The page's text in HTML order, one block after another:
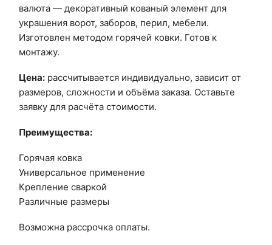
валюта — декоративный кованый элемент для
украшения ворот, заборов, перил, мебели.
Изготовлен методом горячей ковки. Готов к
монтажу.
Цена: рассчитывается индивидуально, зависит от
размеров, сложности и объёма заказа. Оставьте
заявку для расчёта стоимости.
Преимущества:
Горячая ковка
Универсальное применение
Крепление сваркой
Различные размеры
Возможна рассрочка оплаты.